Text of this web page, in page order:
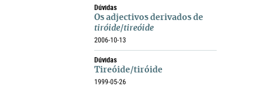
Dúvidas
Os adjectivos derivados de
tiróide/tireóide
2006-10-13
Dúvidas
Tireóide/tiróide
1999-05-26